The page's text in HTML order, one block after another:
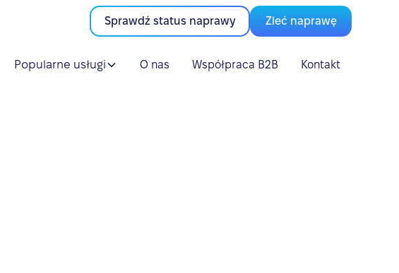
Sprawdź status naprawy Zleć naprawę
Popularne usługi O nas Współpraca B2B Kontakt